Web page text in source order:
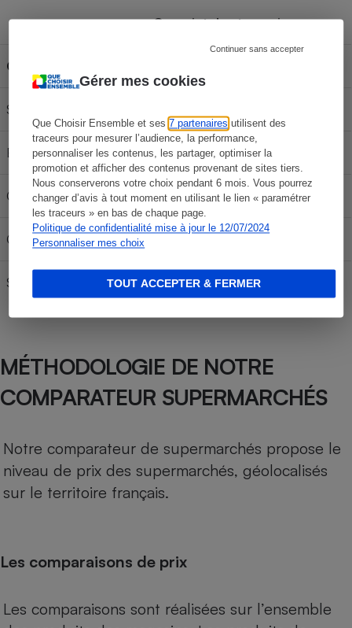
Gérer mes cookies
Que Choisir Ensemble et ses7 partenaires utilisent des
traceurs pour mesurer l’audience, la performance,
personnaliser les contenus, les partager, optimiser la
promotion et afficher des contenus provenant de sites tiers.
Nous conserverons votre choix pendant 6 mois. Vous pourrez
changer d’avis à tout moment en utilisant le lien « paramétrer
les traceurs » en bas de chaque page.
Politique de confidentialité mise à jour le 12/07/2024
Personnaliser mes choix
Continuer sans accepter
TOUT ACCEPTER & FERMER
Capacité du réservoir
Carburant
SP 95-E10
E85 23,97 € 39,95 € 55,93 €
Gazole 64,35 € 107,25 € 150,15 €
GPLc 30,09 € 50,15 €
SP 98 60,90 € 101,50 €
MÉTHODOLOGIE DE NOTRE
COMPARATEUR SUPERMARCHÉS
Notre comparateur de supermarchés propose le
niveau de prix des supermarchés, géolocalisés
sur le territoire français.
Les comparaisons de prix
Les comparaisons sont réalisées sur l’ensemble